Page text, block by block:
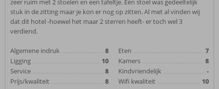
zeer ruim met 2 stoelen en een tafeltje. Eén stoel was gedeeltelijk
stuk in de zitting maar je kon er nog op zitten. Al met al vinden wij
dat dit hotel -hoewel het maar 2 sterren heeft- er toch wel 3
verdiend.
Algemene indruk
8
Ligging
10
Service
8
Prijs/kwaliteit
8
Eten
7
Kamers
8
Kindvriendelijk
-
Wifi kwaliteit
10